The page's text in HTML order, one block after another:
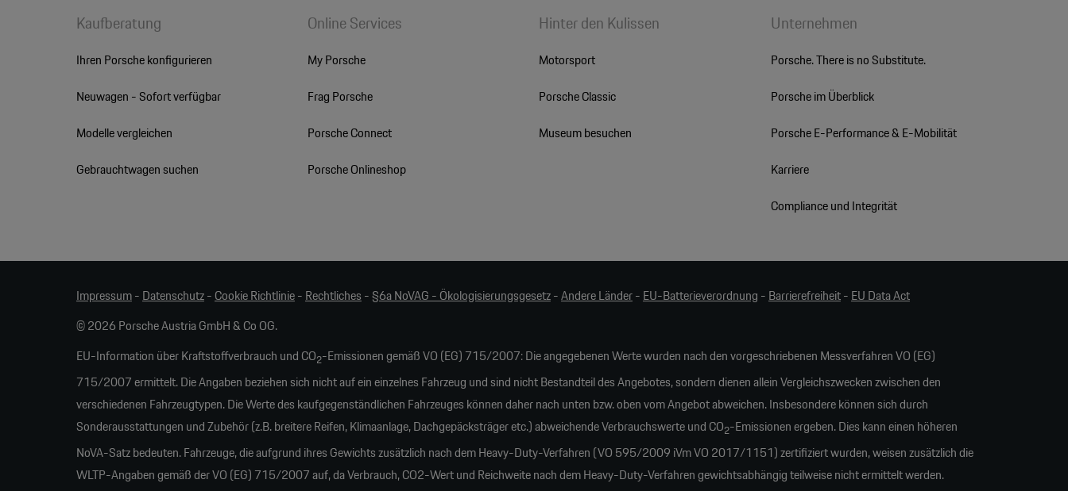
Kaufberatung
Ihren Porsche konfigurieren
Neuwagen - Sofort verfügbar
Modelle vergleichen
Gebrauchtwagen suchen
Online Services
My Porsche
Frag Porsche
Porsche Connect
Porsche Onlineshop
Hinter den Kulissen
Motorsport
Porsche Classic
Museum besuchen
Unternehmen
Porsche. There is no Substitute.
Porsche im Überblick
Porsche E-Performance & E-Mobilität
Karriere
Compliance und Integrität
Impressum- Datenschutz- Cookie Richtlinie- Rechtliches -§6a NoVAG - Ökologisierungsgesetz-Andere Länder- EU-Batterieverordnung - Barrierefreiheit- EU Data Act
© 2026 Porsche Austria GmbH & Co OG.
EU-Information über Kraftstoffverbrauch und CO2-Emissionen gemäß VO (EG) 715/2007: Die angegebenen Werte wurden nach den vorgeschriebenen Messverfahren VO (EG)
715/2007 ermittelt. Die Angaben beziehen sich nicht auf ein einzelnes Fahrzeug und sind nicht Bestandteil des Angebotes, sondern dienen allein Vergleichszwecken zwischen den
verschiedenen Fahrzeugtypen. Die Werte des kaufgegenständlichen Fahrzeuges können daher nach unten bzw. oben vom Angebot abweichen. Insbesondere können sich durch
Sonderausstattungen und Zubehör (z.B. breitere Reifen, Klimaanlage, Dachgepäcksträger etc.) abweichende Verbrauchswerte und CO2-Emissionen ergeben. Dies kann einen höheren
NoVA-Satz bedeuten. Fahrzeuge, die aufgrund ihres Gewichts zusätzlich nach dem Heavy-Duty-Verfahren (VO 595/2009 iVm VO 2017/1151) zertifiziert wurden, weisen zusätzlich die
WLTP-Angaben gemäß der VO (EG) 715/2007 auf, da Verbrauch, CO2-Wert und Reichweite nach dem Heavy-Duty-Verfahren gewichtsabhängig teilweise nicht ermittelt werden.